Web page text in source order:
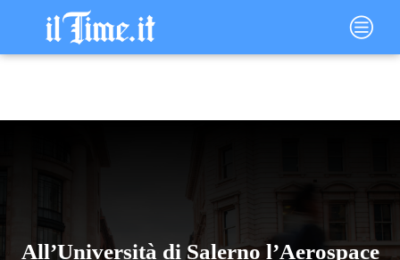
contenuto
Main
Menu
All’Università di Salerno l’Aerospace